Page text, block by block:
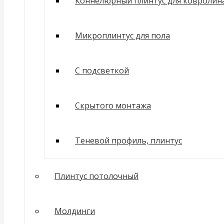
Микроплинтус для пола
С подсветкой
Скрытого монтажа
Теневой профиль, плинтус
Плинтус потолочный
Молдинги